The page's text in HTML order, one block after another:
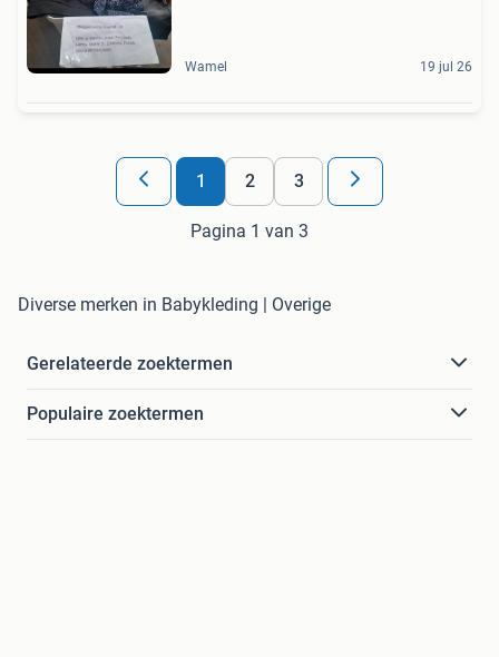
Wamel 19 jul 26
1 2 3
Pagina 1 van 3
Diverse merken in Babykleding | Overige
Gerelateerde zoektermen
Populaire zoektermen